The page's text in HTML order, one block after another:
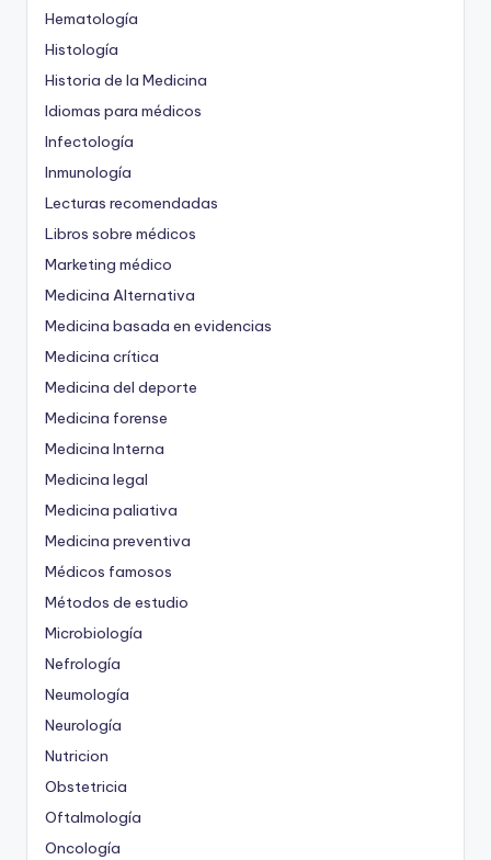
Hematología
Histología
Historia de la Medicina
Idiomas para médicos
Infectología
Inmunología
Lecturas recomendadas
Libros sobre médicos
Marketing médico
Medicina Alternativa
Medicina basada en evidencias
Medicina crítica
Medicina del deporte
Medicina forense
Medicina Interna
Medicina legal
Medicina paliativa
Medicina preventiva
Médicos famosos
Métodos de estudio
Microbiología
Nefrología
Neumología
Neurología
Nutricion
Obstetricia
Oftalmología
Oncología